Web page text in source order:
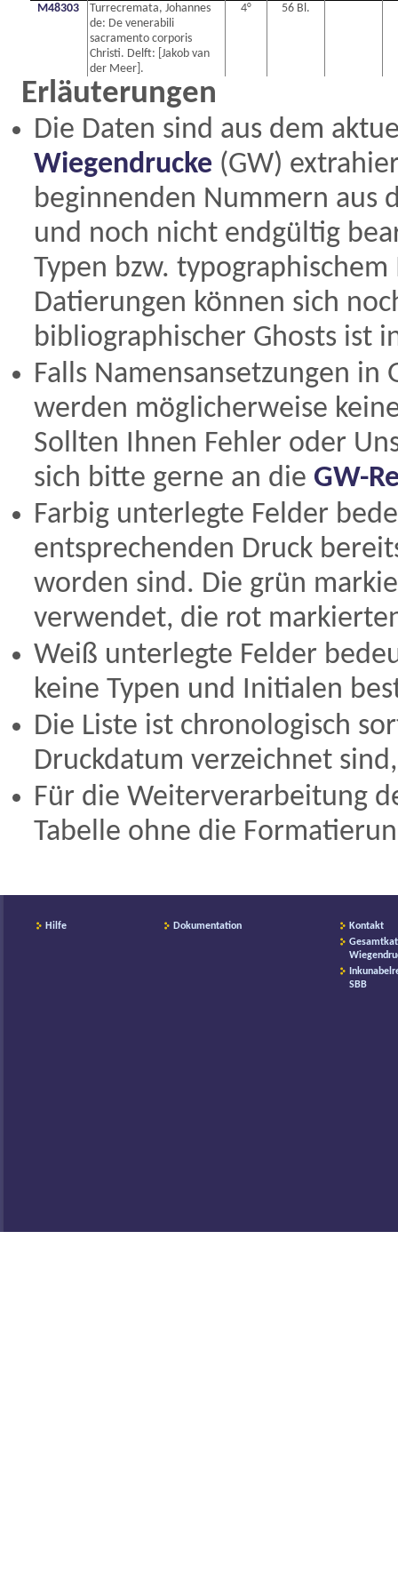
M48303
Turrecremata, Johannes
de: De venerabili
sacramento corporis
Christi. Delft: [Jakob van
der Meer].
4° 56 Bl.
Erläuterungen
Die Daten sind aus dem
Wiegendrucke (GW)
beginnenden Nummern aus
und noch nicht endgültig
Typen bzw.
Datierungen können sich
bibliographischer Ghosts ist
Falls Namensansetzungen
werden möglicherweise
Sollten Ihnen Fehler oder
sich bitte gerne an die GW-
Farbig unterlegte Felder
entsprechenden Druck
worden sind. Die grün
verwendet, die rot
Weiß unterlegte Felder
keine Typen und Initialen
Die Liste ist chronologisch
Druckdatum verzeichnet
Für die Weiterverarbeitung
Tabelle ohne die
Hilfe Dokumentation
Kontakt
SBB